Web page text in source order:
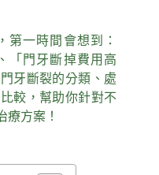
第一時間會想到：
「門牙斷掉費用高
牙斷裂的分類、處
較，幫助你針對不
療方案！